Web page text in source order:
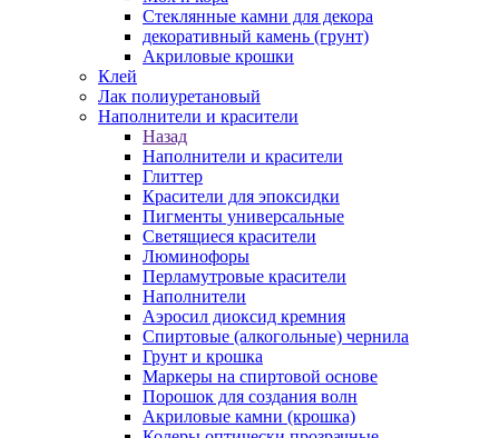
Стеклянные камни для декора
декоративный камень (грунт)
Акриловые крошки
Клей
Лак полиуретановый
Наполнители и красители
Назад
Наполнители и красители
Глиттер
Красители для эпоксидки
Пигменты универсальные
Светящиеся красители
Люминофоры
Перламутровые красители
Наполнители
Аэросил диоксид кремния
Спиртовые (алкогольные) чернила
Грунт и крошка
Маркеры на спиртовой основе
Порошок для создания волн
Акриловые камни (крошка)